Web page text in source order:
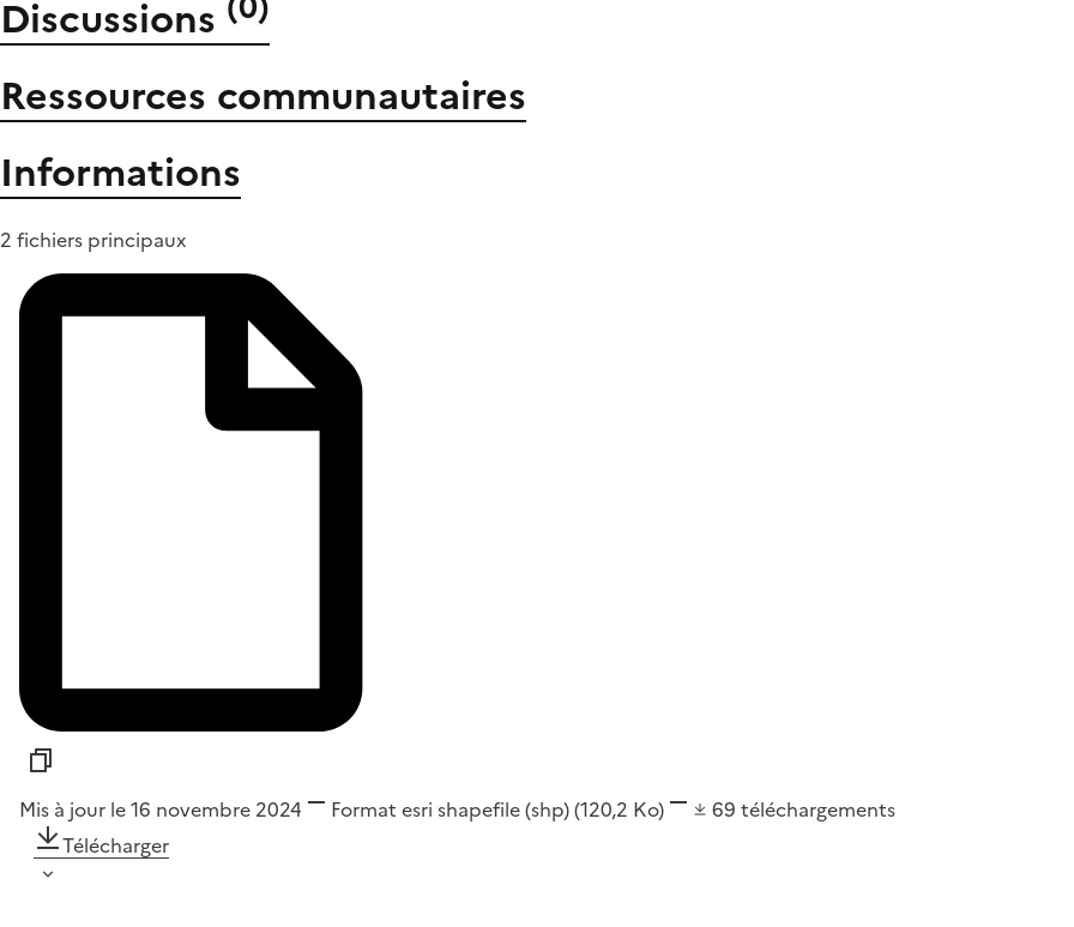
Discussions
Ressources communautaires
Informations
2 fichiers principaux
Mis à jour le 16 novembre 2024 Format esri shapefile (shp)(120,2 Ko) 69 téléchargements
Télécharger